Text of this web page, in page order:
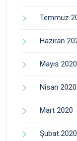
Temmuz
Haziran
Mayıs 2020
Nisan 2020
Mart 2020
Şubat 2020